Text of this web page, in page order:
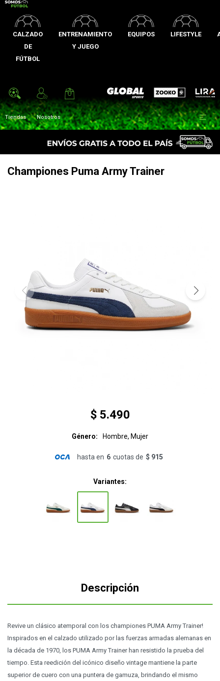
CALZADO
DE
FÚTBOL
ENTRENAMIENTO
Y JUEGO
EQUIPOS LIFESTYLE
Global Sports Zooko Lira
Tiendas Nosotros 
Championes Puma Army Trainer
$ 5.490
Género Hombre, Mujer
hasta en 6 cuotas de $ 915
Variantes:
Descripción
Revive un clásico atemporal con los championes PUMA Army Trainer!
Inspirados en el calzado utilizado por las fuerzas armadas alemanas en
la década de 1970, los PUMA Army Trainer han resistido la prueba del
tiempo. Esta reedición del icónico diseño vintage mantiene la parte
superior de cuero con una puntera de gamuza, brindando el mismo